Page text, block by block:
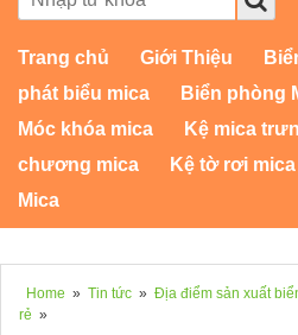
Trang chủ Giới Thiệu
phát biểu mica
Biển phòng
Móc khóa mica
Kệ mica
chương mica
Kệ tờ rơi mica
Mica
Home » Tin tức » Địa điểm sản xuất
rẻ »